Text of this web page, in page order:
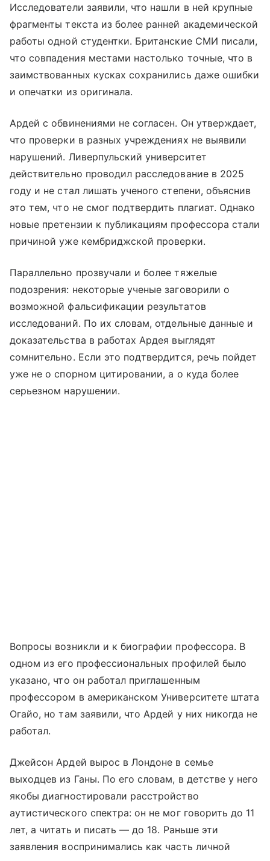
Исследователи заявили, что нашли в ней крупные
фрагменты текста из более ранней академической
работы одной студентки. Британские СМИ писали,
что совпадения местами настолько точные, что в
заимствованных кусках сохранились даже ошибки
и опечатки из оригинала.
Ардей с обвинениями не согласен. Он утверждает,
что проверки в разных учреждениях не выявили
нарушений. Ливерпульский университет
действительно проводил расследование в 2025
году и не стал лишать ученого степени, объяснив
это тем, что не смог подтвердить плагиат. Однако
новые претензии к публикациям профессора стали
причиной уже кембриджской проверки.
Параллельно прозвучали и более тяжелые
подозрения: некоторые ученые заговорили о
возможной фальсификации результатов
исследований. По их словам, отдельные данные и
доказательства в работах Ардея выглядят
сомнительно. Если это подтвердится, речь пойдет
уже не о спорном цитировании, а о куда более
серьезном нарушении.
Вопросы возникли и к биографии профессора. В
одном из его профессиональных профилей было
указано, что он работал приглашенным
профессором в американском Университете штата
Огайо, но там заявили, что Ардей у них никогда не
работал.
Джейсон Ардей вырос в Лондоне в семье
выходцев из Ганы. По его словам, в детстве у него
якобы диагностировали расстройство
аутистического спектра: он не мог говорить до 11
лет, а читать и писать — до 18. Раньше эти
заявления воспринимались как часть личной